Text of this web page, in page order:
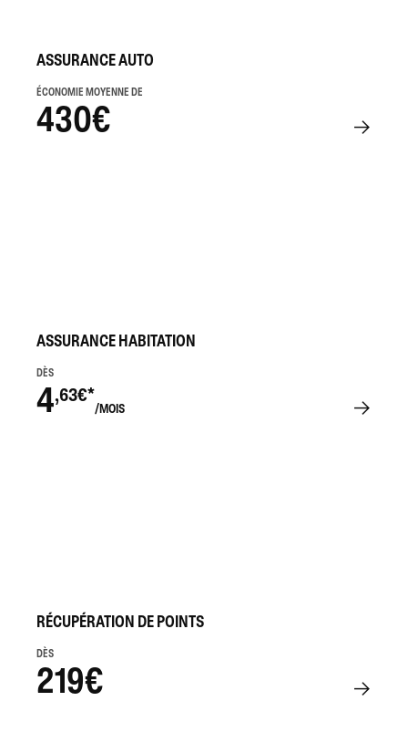
ASSURANCE AUTO
ÉCONOMIE MOYENNE DE
430€
ASSURANCE HABITATION
DÈS
4,63€*
/MOIS
RÉCUPÉRATION DE POINTS
DÈS
219€